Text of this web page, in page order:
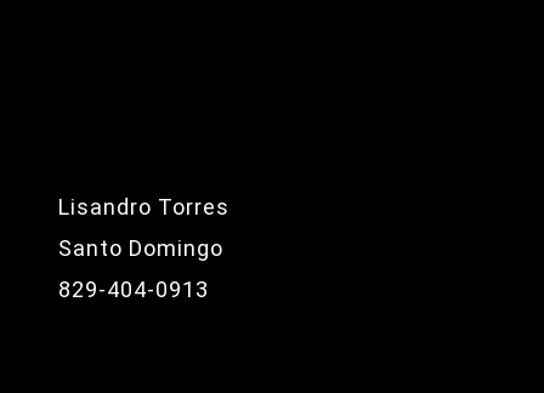
Lisandro Torres
Santo Domingo
829-404-0913